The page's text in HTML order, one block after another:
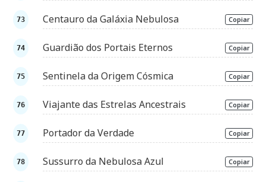
Centauro da Galáxia Nebulosa Copiar
Guardião dos Portais Eternos Copiar
Sentinela da Origem Cósmica Copiar
Viajante das Estrelas Ancestrais Copiar
Portador da Verdade Copiar
Sussurro da Nebulosa Azul Copiar